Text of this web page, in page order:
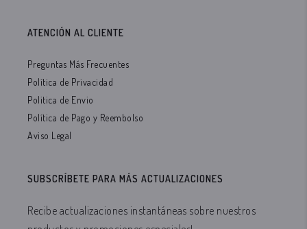
ATENCIÓN AL CLIENTE
Preguntas Más Frecuentes
Política de Privacidad
Politica de Envio
Política de Pago y Reembolso
Aviso Legal
SUBSCRÍBETE PARA MÁS ACTUALIZACIONES
Recibe actualizaciones instantáneas sobre nuestros